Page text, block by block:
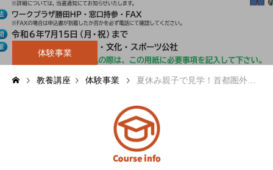
中会議室
研修室2
体験事業
教養講座 体験事業 夏休み親子で見学！首都圏外郭放水路地下神殿【終了】